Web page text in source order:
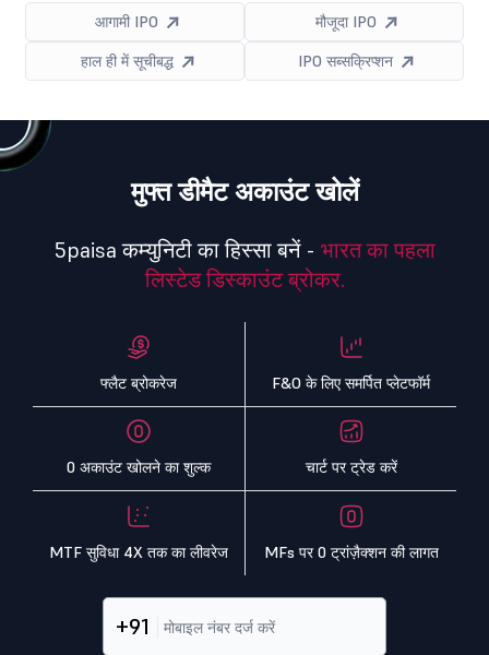
आगामी IPO
मौजूदा IPO
हाल ही में सूचीबद्ध
IPO सब्सक्रिप्शन
मुफ्त डीमैट अकाउंट खोलें
5paisa कम्युनिटी का हिस्सा बनें - भारत का पहला
लिस्टेड डिस्काउंट ब्रोकर.
फ्लैट ब्रोकरेज F&O के लिए समर्पित प्लेटफॉर्म
0 अकाउंट खोलने का शुल्क चार्ट पर ट्रेड करें
MTF सुविधा 4X तक का लीवरेज MFs पर 0 ट्रांज़ैक्शन की लागत
+91